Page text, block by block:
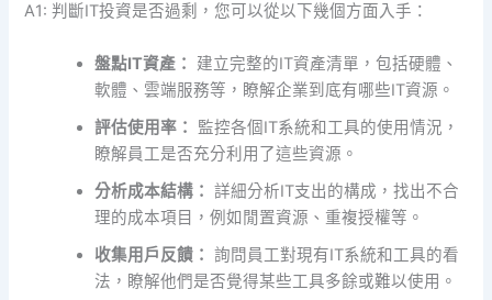
A1: 判斷IT投資是否過剩，您可以從以下幾個方面入手：
盤點IT資產：
建立完整的IT資產清單，包括硬體、
軟體、雲端服務等，瞭解企業到底有哪些IT資源。
評估使用率：
監控各個IT系統和工具的使用情況，
瞭解員工是否充分利用了這些資源。
分析成本結構： 詳細分析IT支出的構成，找出不合
理的成本項目，例如閒置資源、重複授權等。
收集用戶反饋： 詢問員工對現有IT系統和工具的看
法，瞭解他們是否覺得某些工具多餘或難以使用。